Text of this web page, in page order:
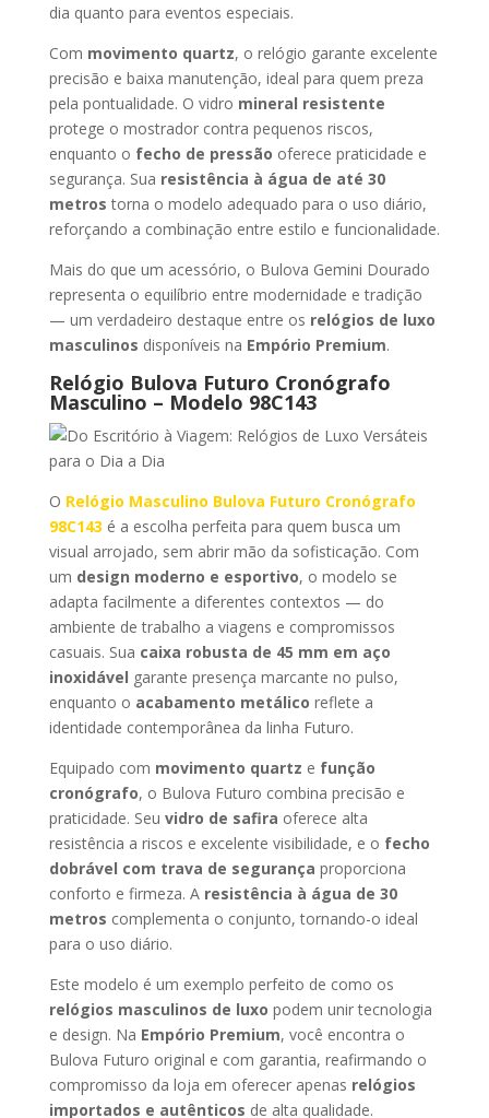
dia quanto para eventos especiais.
Com movimento quartz, o relógio garante excelente
precisão e baixa manutenção, ideal para quem preza
pela pontualidade. O vidro mineral resistente
protege o mostrador contra pequenos riscos,
enquanto o fecho de pressão oferece praticidade e
segurança. Sua resistência à água de até 30
metros torna o modelo adequado para o uso diário,
reforçando a combinação entre estilo e funcionalidade.
Mais do que um acessório, o Bulova Gemini Dourado
representa o equilíbrio entre modernidade e tradição
— um verdadeiro destaque entre os relógios de luxo
masculinos disponíveis na Empório Premium.
Relógio Bulova Futuro Cronógrafo
Masculino – Modelo 98C143
O Relógio Masculino Bulova Futuro Cronógrafo
98C143 é a escolha perfeita para quem busca um
visual arrojado, sem abrir mão da sofisticação. Com
um design moderno e esportivo, o modelo se
adapta facilmente a diferentes contextos — do
ambiente de trabalho a viagens e compromissos
casuais. Sua caixa robusta de 45 mm em aço
inoxidável garante presença marcante no pulso,
enquanto o acabamento metálico reflete a
identidade contemporânea da linha Futuro.
Equipado com movimento quartz e função
cronógrafo, o Bulova Futuro combina precisão e
praticidade. Seu vidro de safira oferece alta
resistência a riscos e excelente visibilidade, e o fecho
dobrável com trava de segurança proporciona
conforto e firmeza. A resistência à água de 30
metros complementa o conjunto, tornando-o ideal
para o uso diário.
Este modelo é um exemplo perfeito de como os
relógios masculinos de luxo podem unir tecnologia
e design. Na Empório Premium, você encontra o
Bulova Futuro original e com garantia, reafirmando o
compromisso da loja em oferecer apenas relógios
importados e autênticos de alta qualidade.